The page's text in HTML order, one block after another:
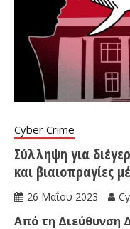
Cyber Crime
Σύλληψη για
και βιαιοπραγίες
26 Μαΐου 2023
Από τη Διεύθυνση